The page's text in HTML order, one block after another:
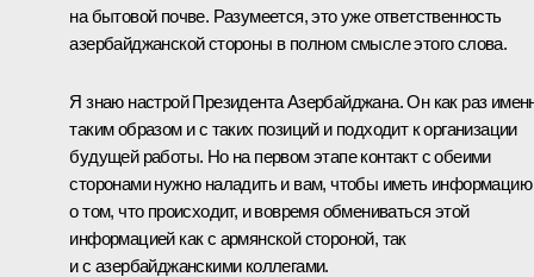
на бытовой почве. Разумеется, это уже ответственность
азербайджанской стороны в полном смысле этого слова.
Я знаю настрой Президента Азербайджана. Он как раз
таким образом и с таких позиций и подходит к организации
будущей работы. Но на первом этапе контакт с обеими
сторонами нужно наладить и вам, чтобы иметь информацию
о том, что происходит, и вовремя обмениваться этой
информацией как с армянской стороной, так
и с азербайджанскими коллегами.